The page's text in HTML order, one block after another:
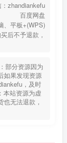
zhandiankefu
百度网盘
、平板+(WPS)
后不予退款，
部分资源因为
如果发现资源
，及时
本站资源为虚
无法退款，